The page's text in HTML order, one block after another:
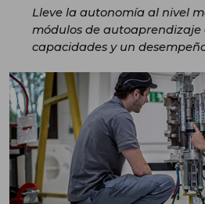
Lleve la autonomía al nivel
módulos de
capacidades y un